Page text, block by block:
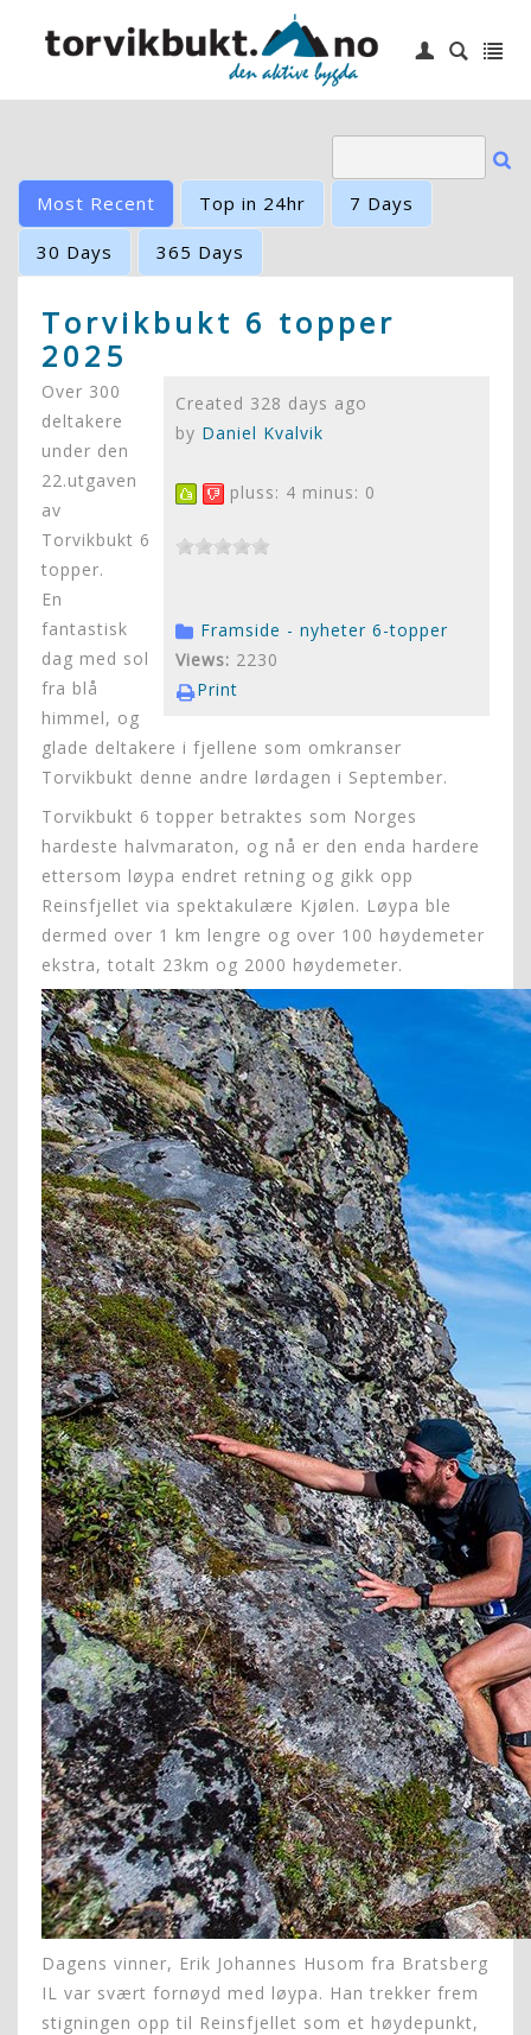
Login
Idrettslag
Småbåthavn
Most Recent Top in 24hr 7 Days
30 Days 365 Days
Torvikbukt 6 topper
2025
Created 328 days ago
by Daniel Kvalvik
pluss: 4 minus: 0
Framside - nyheter 6-topper
Views: 2230
Print
Over 300
deltakere
under den
22.utgaven
av
Torvikbukt 6
topper.
En
fantastisk
dag med sol
fra blå
himmel, og
glade deltakere i fjellene som omkranser
Torvikbukt denne andre lørdagen i September.
Torvikbukt 6 topper betraktes som Norges
hardeste halvmaraton, og nå er den enda hardere
ettersom løypa endret retning og gikk opp
Reinsfjellet via spektakulære Kjølen. Løypa ble
dermed over 1 km lengre og over 100 høydemeter
ekstra, totalt 23km og 2000 høydemeter.
Dagens vinner, Erik Johannes Husom fra Bratsberg
IL var svært fornøyd med løypa. Han trekker frem
stigningen opp til Reinsfjellet som et høydepunkt,